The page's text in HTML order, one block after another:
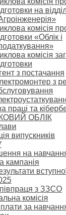
на
комісія
«Облік і
комісія
з постачання
з
праці та
ОБЛІК
випускників
на
кампанія
з ЗЗСО
комісія
за